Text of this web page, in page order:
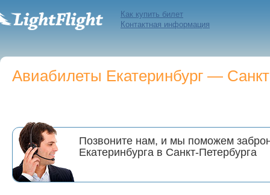
Как купить билет
Контактная информация
Авиабилеты Екатеринбург —
Позвоните нам, и мы поможем
Екатеринбурга в Санкт-Петербурга